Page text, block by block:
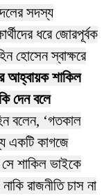
সদস্য
ধরে জোরপূর্বক
হোসেন স্বাক্ষরে
আহ্বায়ক শাকিল
দেন বলে
বলেন, ‘গতকাল
একটি কাগজে
শাকিল ভাইকে
রাজনীতি চাস না